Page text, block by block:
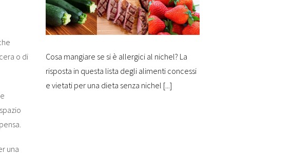
o di
una
Cosa mangiare se si è allergici al nichel? La
risposta in questa lista degli alimenti concessi
e vietati per una dieta senza nichel [...]